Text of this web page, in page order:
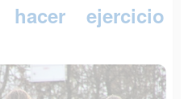
ejercicio